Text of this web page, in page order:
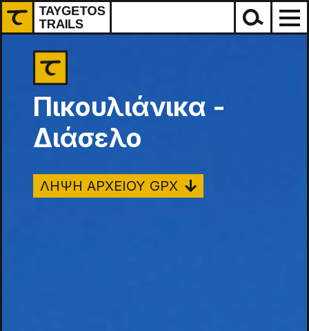
Πικουλιάνικα -
Διάσελο
ΛΗΨΗ ΑΡΧΕΙΟΥ GPX